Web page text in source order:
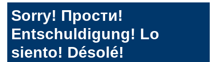
Sorry! Прости!
Entschuldigung! Lo
siento! Désolé!